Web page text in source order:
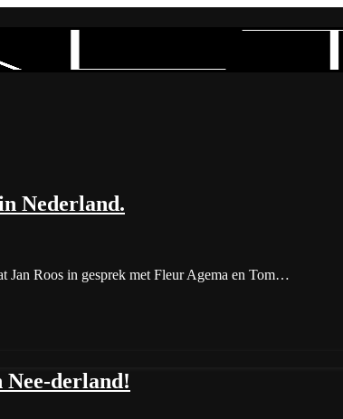
Nederland.
Jan Roos in gesprek met Fleur Agema en Tom…
Nee-derland!